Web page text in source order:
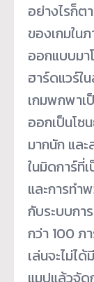
อย่างไรก็ต
ของเกมใน
ออกแบบม
ฮาร์ดแวร์ใ
เกมพกพาเ
ออกเป็นโซ
มากนัก แล
ในมิดการ์ที่
และการทำ
กับระบบกา
กว่า 100 ภ
เล่นจะไม่ได้